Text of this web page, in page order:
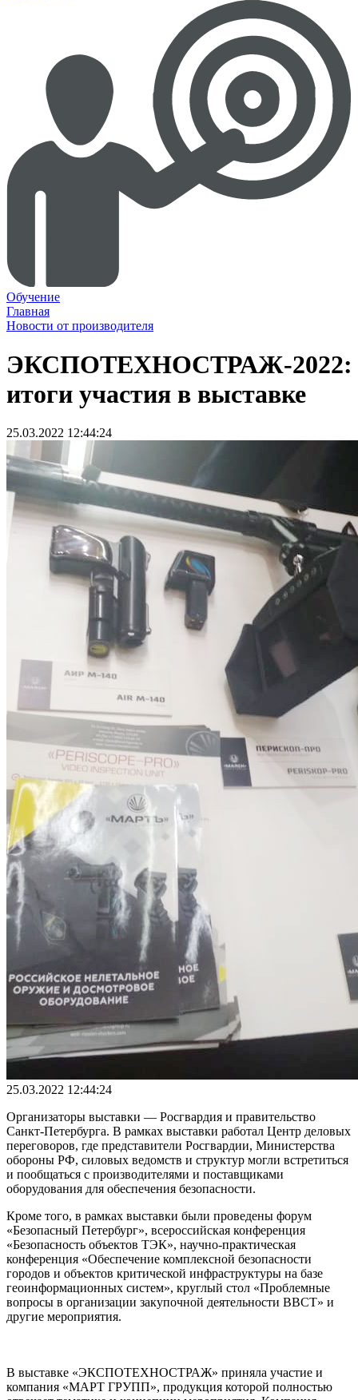
Обучение
Главная
Новости от производителя
ЭКСПОТЕХНОСТРАЖ-2022:
итоги участия в выставке
25.03.2022 12:44:24
25.03.2022 12:44:24
Организаторы выставки — Росгвардия и правительство
Санкт-Петербурга. В рамках выставки работал Центр деловых
переговоров, где представители Росгвардии, Министерства
обороны РФ, силовых ведомств и структур могли встретиться
и пообщаться с производителями и поставщиками
оборудования для обеспечения безопасности.
Кроме того, в рамках выставки были проведены форум
«Безопасный Петербург», всероссийская конференция
«Безопасность объектов ТЭК», научно-практическая
конференция «Обеспечение комплексной безопасности
городов и объектов критической инфраструктуры на базе
геоинформационных систем», круглый стол «Проблемные
вопросы в организации закупочной деятельности ВВСТ» и
другие мероприятия.
В выставке «ЭКСПОТЕХНОСТРАЖ» приняла участие и
компания «МАРТ ГРУПП», продукция которой полностью